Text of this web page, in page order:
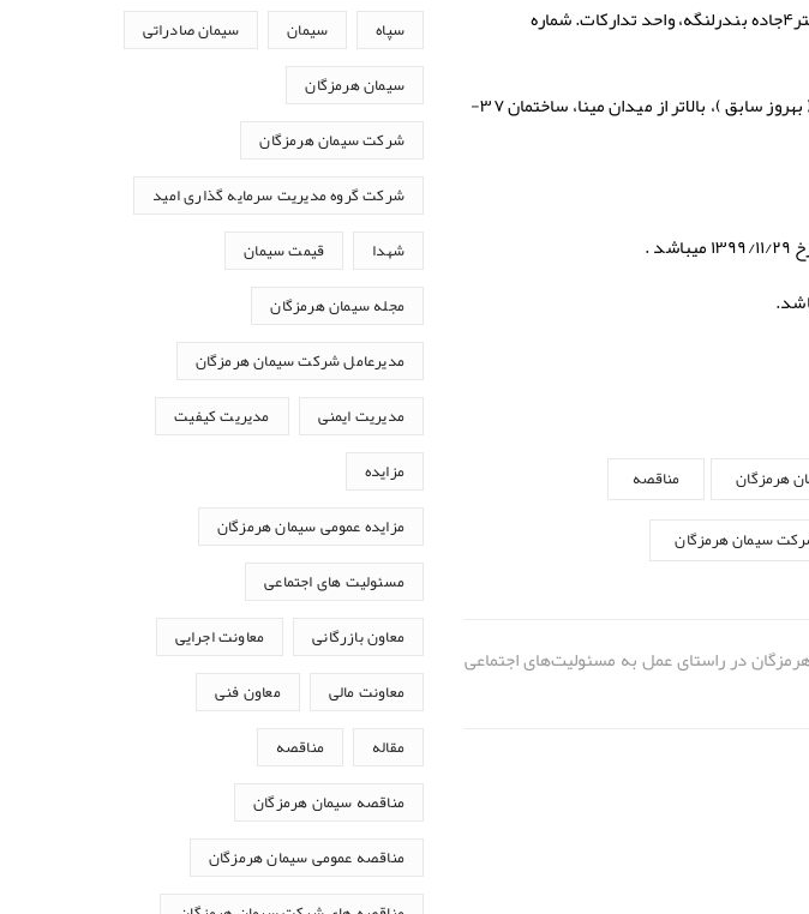
الف ) کارخانه سیمان هرمزگان: واقع در استان هرمزگان، شهرستان بندرخمیر، کیلومتر۴جاده بندرلنگه، واحد تدارکات. شماره
ب ) دفتر مرکزی: واقع در تهران، بلوار میرداماد، میدان مادر، خیابان شهید سنجابی ( بهروز سابق )، بالاتر از میدان مینا، ساختمان ۳۷-
هرمزگان مناقصه
سیمان هرمزگان
در راستای عمل به مسئولیت‌های اجتماعی
سپاه سیمان سیمان صادراتی
سیمان هرمزگان
شرکت سیمان هرمزگان
شرکت گروه مدیریت سرمایه گذاری امید
شهدا قیمت سیمان
مجله سیمان هرمزگان
مدیرعامل شرکت سیمان هرمزگان
مدیریت ایمنی مدیریت کیفیت
مزایده
مزایده عمومی سیمان هرمزگان
مسئولیت های اجتماعی
معاون بازرگانی معاونت اجرایی
معاونت مالی معاون فنی
مقاله مناقصه
مناقصه سیمان هرمزگان
مناقصه عمومی سیمان هرمزگان